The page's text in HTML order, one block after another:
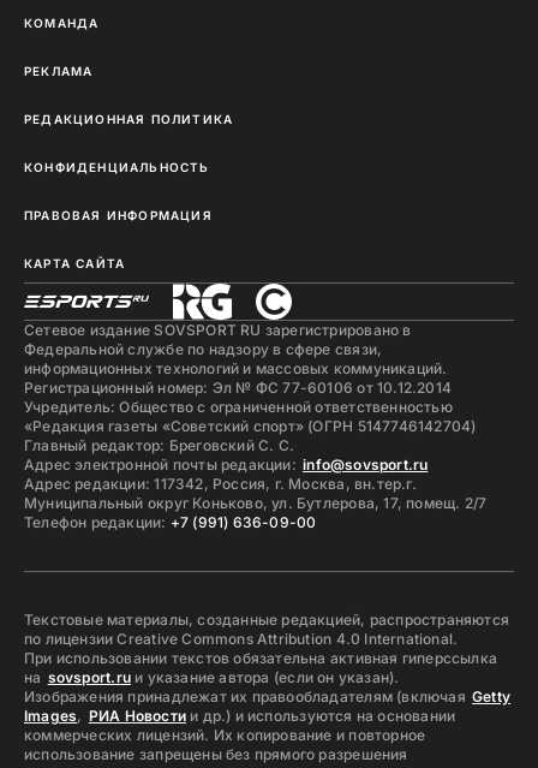
КОМАНДА
РЕКЛАМА
РЕДАКЦИОННАЯ ПОЛИТИКА
КОНФИДЕНЦИАЛЬНОСТЬ
ПРАВОВАЯ ИНФОРМАЦИЯ
КАРТА САЙТА
Сетевое издание SOVSPORT RU зарегистрировано в
Федеральной службе по надзору в сфере связи,
информационных технологий и массовых коммуникаций.
Регистрационный номер: Эл № ФС 77-60106 от 10.12.2014
Учредитель: Общество с ограниченной ответственностью
«Редакция газеты «Советский спорт» (ОГРН 5147746142704)
Главный редактор: Бреговский С. С.
Адрес электронной почты редакции: info@sovsport.ru
Адрес редакции: 117342, Россия, г. Москва, вн.тер.г.
Муниципальный округ Коньково, ул. Бутлерова, 17, помещ. 2/7
Телефон редакции: +7 (991) 636-09-00
Текстовые материалы, созданные редакцией, распространяются
по лицензии Creative Commons Attribution 4.0 International.
При использовании текстов обязательна активная гиперссылка
на sovsport.ruи указание автора (если он указан).
Изображения принадлежат их правообладателям (включая Getty
Images, РИА Новости и др.) и используются на основании
коммерческих лицензий. Их копирование и повторное
использование запрещены без прямого разрешения